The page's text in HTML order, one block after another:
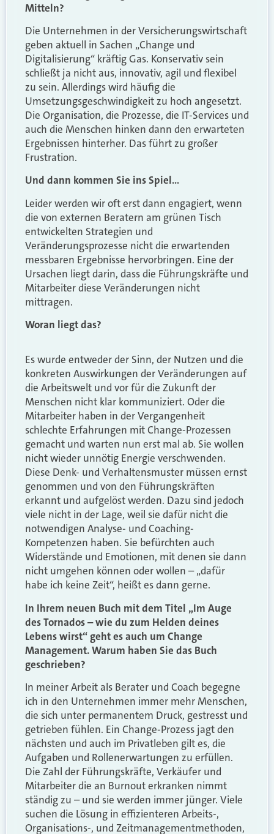
Mitteln?
Die Unternehmen in der Versicherungswirtschaft
geben aktuell in Sachen „Change und
Digitalisierung“ kräftig Gas. Konservativ sein
schließt ja nicht aus, innovativ, agil und flexibel
zu sein. Allerdings wird häufig die
Umsetzungsgeschwindigkeit zu hoch angesetzt.
Die Organisation, die Prozesse, die IT-Services und
auch die Menschen hinken dann den erwarteten
Ergebnissen hinterher. Das führt zu großer
Frustration.
Und dann kommen Sie ins Spiel…
Leider werden wir oft erst dann engagiert, wenn
die von externen Beratern am grünen Tisch
entwickelten Strategien und
Veränderungsprozesse nicht die erwartenden
messbaren Ergebnisse hervorbringen. Eine der
Ursachen liegt darin, dass die Führungskräfte und
Mitarbeiter diese Veränderungen nicht
mittragen.
Woran liegt das?
Es wurde entweder der Sinn, der Nutzen und die
konkreten Auswirkungen der Veränderungen auf
die Arbeitswelt und vor für die Zukunft der
Menschen nicht klar kommuniziert. Oder die
Mitarbeiter haben in der Vergangenheit
schlechte Erfahrungen mit Change-Prozessen
gemacht und warten nun erst mal ab. Sie wollen
nicht wieder unnötig Energie verschwenden.
Diese Denk- und Verhaltensmuster müssen ernst
genommen und von den Führungskräften
erkannt und aufgelöst werden. Dazu sind jedoch
viele nicht in der Lage, weil sie dafür nicht die
notwendigen Analyse- und Coaching-
Kompetenzen haben. Sie befürchten auch
Widerstände und Emotionen, mit denen sie dann
nicht umgehen können oder wollen – „dafür
habe ich keine Zeit“, heißt es dann gerne.
In Ihrem neuen Buch mit dem Titel „Im Auge
des Tornados – wie du zum Helden deines
Lebens wirst“ geht es auch um Change
Management. Warum haben Sie das Buch
geschrieben?
In meiner Arbeit als Berater und Coach begegne
ich in den Unternehmen immer mehr Menschen,
die sich unter permanentem Druck, gestresst und
getrieben fühlen. Ein Change-Prozess jagt den
nächsten und auch im Privatleben gilt es, die
Aufgaben und Rollenerwartungen zu erfüllen.
Die Zahl der Führungskräfte, Verkäufer und
Mitarbeiter die an Burnout erkranken nimmt
ständig zu – und sie werden immer jünger. Viele
suchen die Lösung in effizienteren Arbeits-,
Organisations-, und Zeitmanagementmethoden,